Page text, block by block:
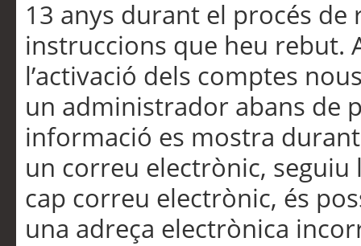
13 anys durant el procés de
instruccions que heu rebut.
l’activació dels comptes
un administrador abans de
informació es mostra
un correu electrònic,
cap correu electrònic, és
una adreça electrònica